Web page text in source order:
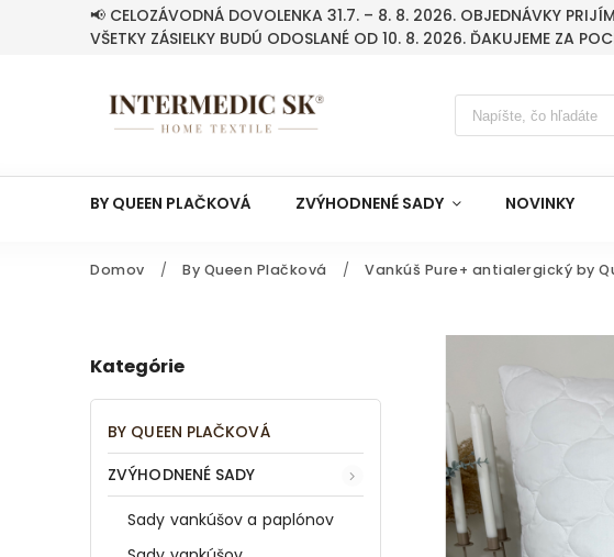
📢 CELOZÁVODNÁ DOVOLENKA 31.7. – 8. 8. 2026. OBJEDNÁVKY
VŠETKY ZÁSIELKY BUDÚ ODOSLANÉ OD 10. 8. 2026. ĎAKUJEME ZA
BY QUEEN PLAČKOVÁ ZVÝHODNENÉ SADY NOVINKY
Domov / By Queen Plačková / Vankúš Pure+ antialergický by
Kategórie
BY QUEEN PLAČKOVÁ
ZVÝHODNENÉ SADY
Sady vankúšov a paplónov